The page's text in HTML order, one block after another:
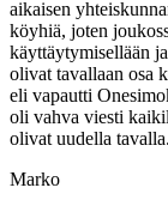
aikaisen
köyhiä, joten
käyttäytymisellään
olivat tavallaan osa
eli vapautti
oli vahva viesti
olivat uudella tavalla.
Marko